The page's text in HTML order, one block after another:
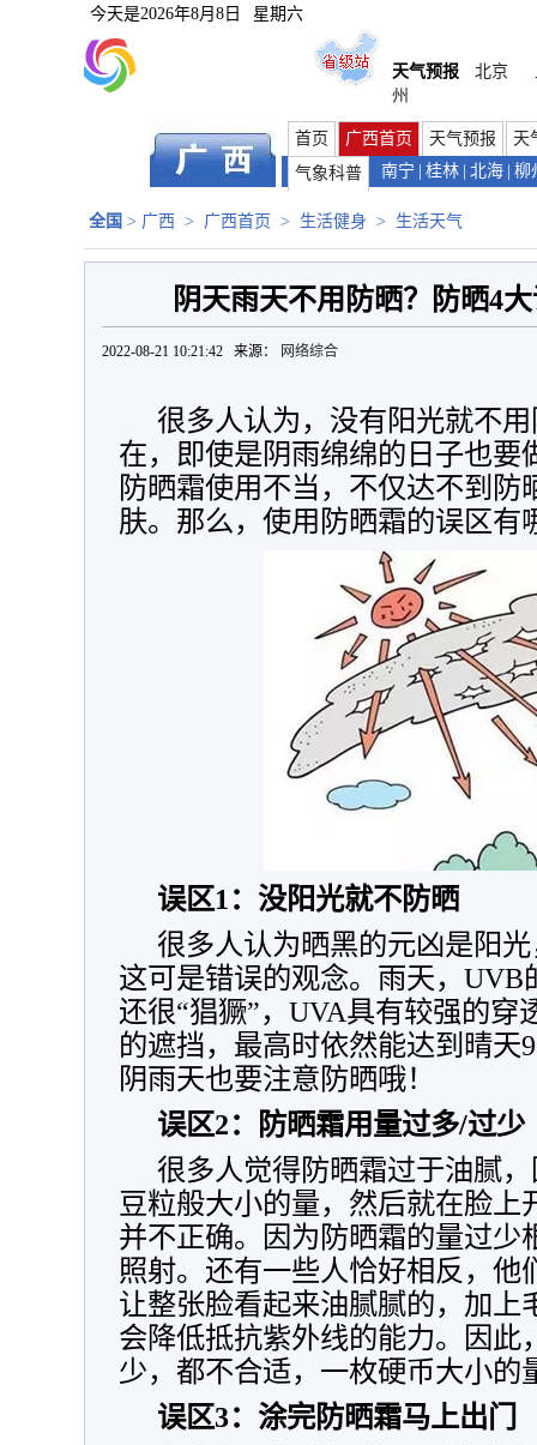
今天是2026年8月8日 星期六
天气预报 北京
州
首页 广西首页 天气预报
天
气象科普
南宁 桂林 北海 柳
全国 > 广西 > 广西首页 > 生活健身 > 生活天气
阴天雨天不用防晒？防晒4
2022-08-21 10:21:42 来源： 网络综合
很多人认为，没有阳光就不
在，即使是阴雨绵绵的日子也要
防晒霜使用不当，不仅达不到防
肤。那么，使用防晒霜的误区有
误区1：没阳光就不防晒
很多人认为晒黑的元凶是阳
这可是错误的观念。雨天，UVB
还很“猖獗”，UVA具有较强的穿
的遮挡，最高时依然能达到晴天
阴雨天也要注意防晒哦！
误区2：防晒霜用量过多/过少
很多人觉得防晒霜过于油腻
豆粒般大小的量，然后就在脸上
并不正确。因为防晒霜的量过少
照射。还有一些人恰好相反，他
让整张脸看起来油腻腻的，加上
会降低抵抗紫外线的能力。因此
少，都不合适，一枚硬币大小的
误区3：涂完防晒霜马上出门